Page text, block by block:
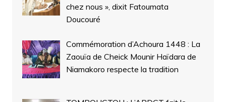
chez nous », dixit Fatoumata
Doucouré
Commémoration d’Achoura 1448 : La
Zaouïa de Cheick Mounir Haïdara de
Niamakoro respecte la tradition